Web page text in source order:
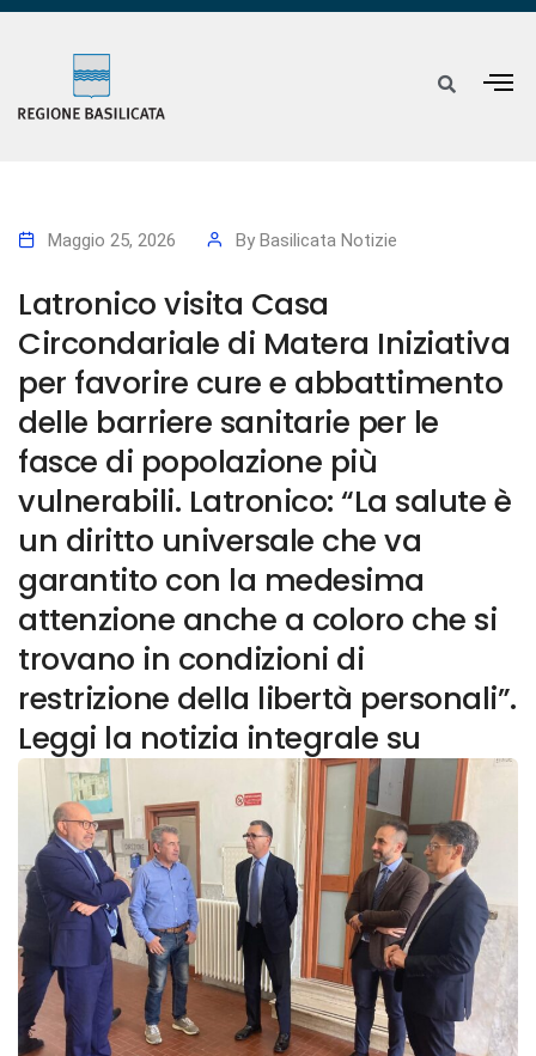
Maggio 25, 2026 By Basilicata Notizie
Latronico visita Casa
Circondariale di Matera Iniziativa
per favorire cure e abbattimento
delle barriere sanitarie per le
fasce di popolazione più
vulnerabili. Latronico: “La salute è
un diritto universale che va
garantito con la medesima
attenzione anche a coloro che si
trovano in condizioni di
restrizione della libertà personali”.
Leggi la notizia integrale su